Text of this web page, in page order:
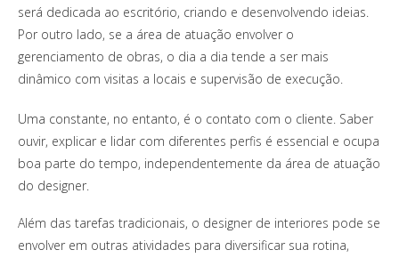
será dedicada ao escritório, criando e desenvolvendo ideias.
Por outro lado, se a área de atuação envolver o
gerenciamento de obras, o dia a dia tende a ser mais
dinâmico com visitas a locais e supervisão de execução.
Uma constante, no entanto, é o contato com o cliente. Saber
ouvir, explicar e lidar com diferentes perfis é essencial e ocupa
boa parte do tempo, independentemente da área de atuação
do designer.
Além das tarefas tradicionais, o designer de interiores pode se
envolver em outras atividades para diversificar sua rotina,